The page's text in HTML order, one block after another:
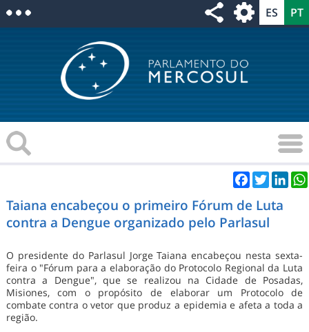
Facebook
Twitter
Taiana encabeçou o primeiro Fórum de Luta
contra a Dengue organizado pelo Parlasul
O presidente do Parlasul Jorge Taiana encabeçou nesta sexta-
feira o "Fórum para a elaboração do Protocolo Regional da Luta
contra a Dengue", que se realizou na Cidade de Posadas,
Misiones, com o propósito de elaborar um Protocolo de
combate contra o vetor que produz a epidemia e afeta a toda a
região.